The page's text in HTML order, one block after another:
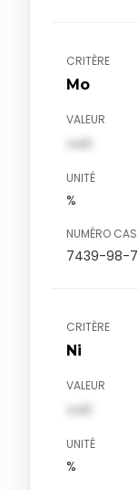
CRITÈRE
Mo
VALEUR
val1
UNITÉ
%
NUMÉRO CAS
7439-98-7
CRITÈRE
Ni
VALEUR
val1
UNITÉ
%